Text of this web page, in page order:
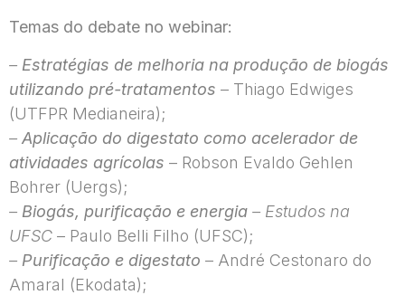
Temas do debate no webinar:
– Estratégias de melhoria na produção de biogás
utilizando pré-tratamentos – Thiago Edwiges
(UTFPR Medianeira);
– Aplicação do digestato como acelerador de
atividades agrícolas – Robson Evaldo Gehlen
Bohrer (Uergs);
– Biogás, purificação e energia – Estudos na
UFSC – Paulo Belli Filho (UFSC);
– Purificação e digestato – André Cestonaro do
Amaral (Ekodata);